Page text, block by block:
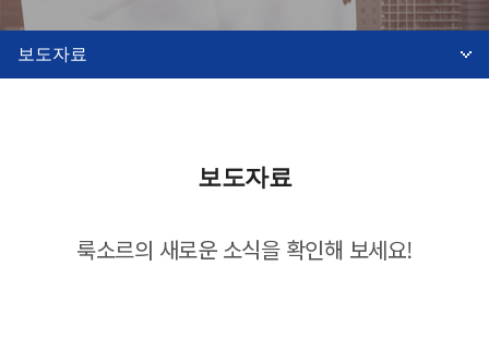
보도자료
룩소르의 새로운 소식을 확인해 보세요!